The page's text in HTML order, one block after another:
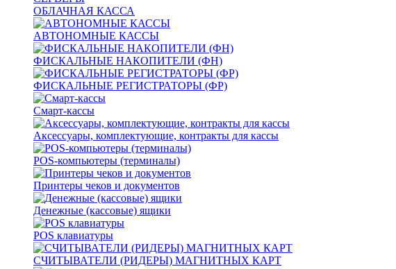
ОБЛАЧНАЯ КАССА
АВТОНОМНЫЕ КАССЫ
ФИСКАЛЬНЫЕ НАКОПИТЕЛИ (ФН)
ФИСКАЛЬНЫЕ РЕГИСТРАТОРЫ (ФР)
Смарт-кассы
Аксессуары, комплектующие, контракты для кассы
POS-компьютеры (терминалы)
Принтеры чеков и документов
Денежные (кассовые) ящики
POS клавиатуры
СЧИТЫВАТЕЛИ (РИДЕРЫ) МАГНИТНЫХ КАРТ